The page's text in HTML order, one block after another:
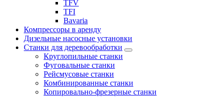
TFV
TFI
Bavaria
Компрессоры в аренду
Дизельные насосные установки
Станки для деревообработки
Круглопильные станки
Фуговальные станки
Рейсмусовые станки
Комбинированные станки
Копировально-фрезерные станки